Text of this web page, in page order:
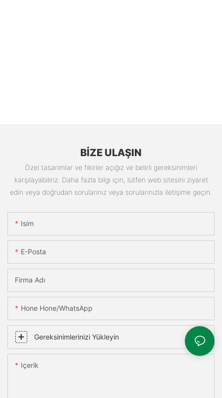
BIZE ULAŞIN
Özel tasarımlar ve fikirler açığız ve belirli gereksinimleri
karşılayabiliriz. Daha fazla bilgi için, lütfen web sitesini ziyaret
edin veya doğrudan sorularınız veya sorularınızla iletişime geçin.
Isim
E-Posta
Firma Adı
Hone Hone/WhatsApp
Gereksinimlerinizi Yükleyin
Içerik